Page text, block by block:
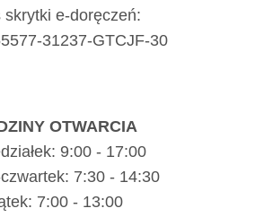
skrytki e-doręczeń:
31237-GTCJF-30
OTWARCIA
9:00 - 17:00
7:30 - 14:30
7:00 - 13:00